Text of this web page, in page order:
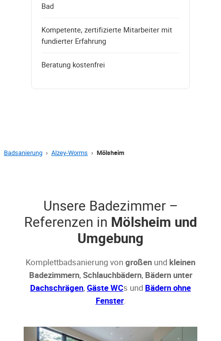
Bad
Kompetente, zertifizierte Mitarbeiter mit
fundierter Erfahrung
Beratung kostenfrei
Badsanierung › Alzey-Worms › Mölsheim
Unsere Badezimmer –
Referenzen in Mölsheim und
Umgebung
Komplettbadsanierung von großen und kleinen
Badezimmern,Schlauchbädern, Bädern unter
Dachschrägen,Gäste WCs und Bädern ohne
Fenster.